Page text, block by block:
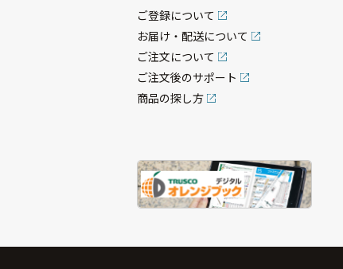
ご登録について
お届け・配送について
ご注文について
ご注文後のサポート
商品の探し方